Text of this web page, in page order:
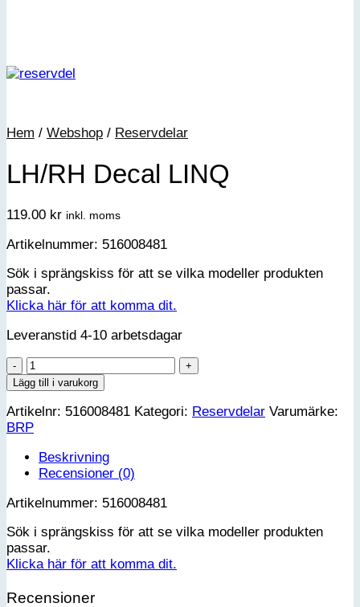
Hem / Webshop / Reservdelar
LH/RH Decal LINQ
119.00 kr inkl. moms
Artikelnummer: 516008481
Sök i sprängskiss för att se vilka modeller produkten
passar.
Klicka här för att komma dit.
Leveranstid 4-10 arbetsdagar
LH/RH
Decal
LINQ
mängd
Lägg till i varukorg
Artikelnr: 516008481 Kategori: Reservdelar Varumärke:
BRP
Beskrivning
Recensioner (0)
Artikelnummer: 516008481
Sök i sprängskiss för att se vilka modeller produkten
passar.
Klicka här för att komma dit.
Recensioner